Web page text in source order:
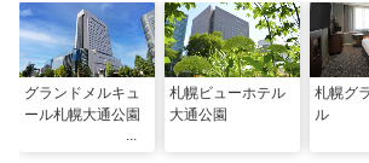
グランドメルキュ
ール札幌大通公園
札幌ビューホテル
大通公園
札幌グ
ル